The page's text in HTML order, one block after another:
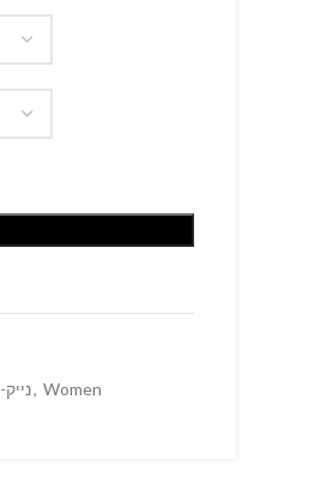
NIKE-נייק, Women